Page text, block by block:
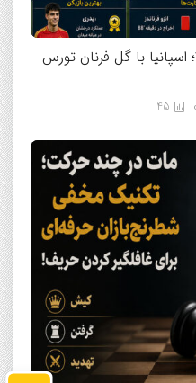
پایان تاریخی جام جهانی ۲۰۲۶؛ اسپانیا با گل فرنان تورس
45